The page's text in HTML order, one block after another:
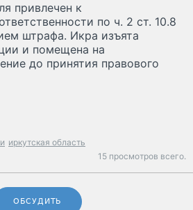
привлечен к
по ч. 2 ст. 10.8
штрафа. Икра изъята
и помещена на
до принятия правового
иркутская область
15 просмотров всего.
ОБСУДИТЬ